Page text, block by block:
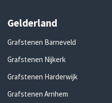
Gelderland
Grafstenen Barneveld
Grafstenen Nijkerk
Grafstenen Harderwijk
Grafstenen Arnhem